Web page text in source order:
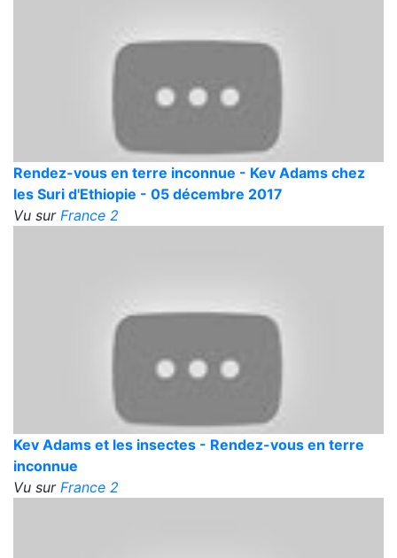
Rendez-vous en terre inconnue - Kev Adams chez
les Suri d'Ethiopie - 05 décembre 2017
Vu sur France 2
Kev Adams et les insectes - Rendez-vous en terre
inconnue
Vu sur France 2